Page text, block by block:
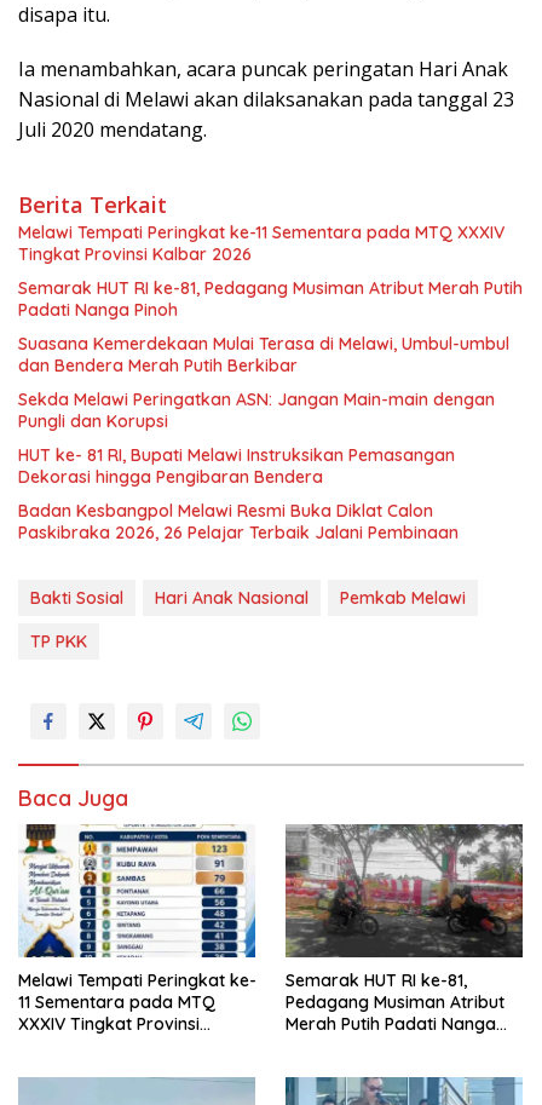
disapa itu.
Ia menambahkan, acara puncak peringatan Hari Anak
Nasional di Melawi akan dilaksanakan pada tanggal 23
Juli 2020 mendatang.
Berita Terkait
Melawi Tempati Peringkat ke-11 Sementara pada MTQ XXXIV
Tingkat Provinsi Kalbar 2026
Semarak HUT RI ke-81, Pedagang Musiman Atribut Merah Putih
Padati Nanga Pinoh
Suasana Kemerdekaan Mulai Terasa di Melawi, Umbul-umbul
dan Bendera Merah Putih Berkibar
Sekda Melawi Peringatkan ASN: Jangan Main-main dengan
Pungli dan Korupsi
HUT ke- 81 RI, Bupati Melawi Instruksikan Pemasangan
Dekorasi hingga Pengibaran Bendera
Badan Kesbangpol Melawi Resmi Buka Diklat Calon
Paskibraka 2026, 26 Pelajar Terbaik Jalani Pembinaan
Bakti Sosial Hari Anak Nasional
Pemkab Melawi
TP PKK
Baca Juga
Melawi Tempati Peringkat ke-
11 Sementara pada MTQ
XXXIV Tingkat Provinsi
Semarak HUT RI ke-81,
Pedagang Musiman Atribut
Merah Putih Padati Nanga